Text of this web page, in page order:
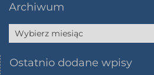
Archiwum
Ostatnio dodane wpisy